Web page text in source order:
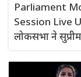
Parliament
Session Live
लोकसभा ने सुप्रीम
संशोधन विधेयक,